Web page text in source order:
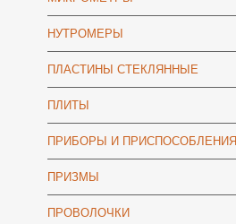
НУТРОМЕРЫ
ПЛАСТИНЫ СТЕКЛЯННЫЕ
ПЛИТЫ
ПРИБОРЫ И ПРИСПОСОБЛЕНИЯ
ПРИЗМЫ
ПРОВОЛОЧКИ